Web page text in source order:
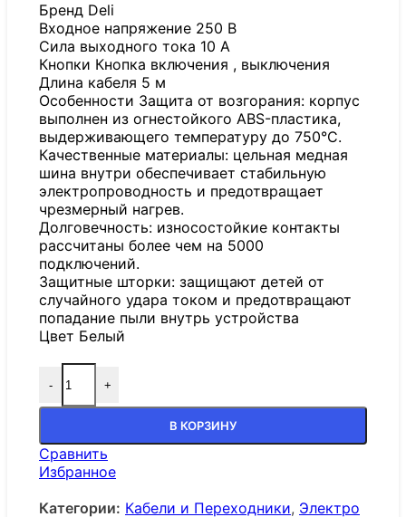
Бренд Deli
Входное напряжение 250 В
Сила выходного тока 10 А
Кнопки Кнопка включения , выключения
Длина кабеля 5 м
Особенности Защита от возгорания: корпус
выполнен из огнестойкого ABS-пластика,
выдерживающего температуру до 750°C.
Качественные материалы: цельная медная
шина внутри обеспечивает стабильную
электропроводность и предотвращает
чрезмерный нагрев.
Долговечность: износостойкие контакты
рассчитаны более чем на 5000
подключений.
Защитные шторки: защищают детей от
случайного удара током и предотвращают
попадание пыли внутрь устройства
Цвет Белый
- +
В КОРЗИНУ
Сравнить
Избранное
Категории: Кабели и Переходники, Электро